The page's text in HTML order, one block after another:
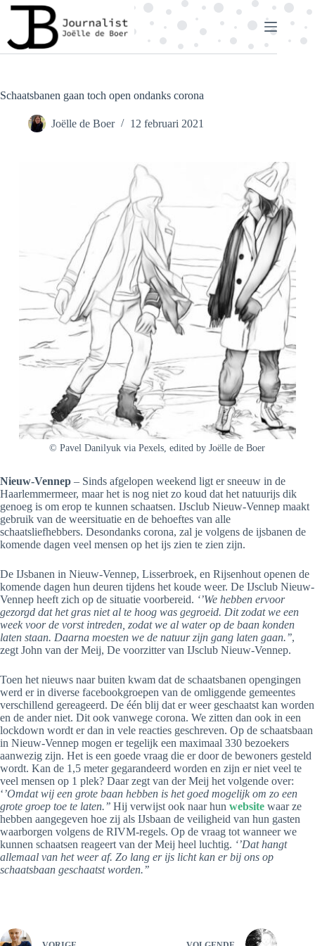
Ga
inhoud
Schaatsbanen gaan toch open ondanks corona
Joëlle de Boer 12 februari 2021
© Pavel Danilyuk via Pexels, edited by Joëlle de Boer
Nieuw-Vennep – Sinds afgelopen weekend ligt er sneeuw in de
Haarlemmermeer, maar het is nog niet zo koud dat het natuurijs dik
genoeg is om erop te kunnen schaatsen. IJsclub Nieuw-Vennep maakt
gebruik van de weersituatie en de behoeftes van alle
schaatsliefhebbers. Desondanks corona, zal je volgens de ijsbanen de
komende dagen veel mensen op het ijs zien te zien zijn.
De IJsbanen in Nieuw-Vennep, Lisserbroek, en Rijsenhout openen de
komende dagen hun deuren tijdens het koude weer. De IJsclub Nieuw-
Vennep heeft zich op de situatie voorbereid. ‘’We hebben ervoor
gezorgd dat het gras niet al te hoog was gegroeid. Dit zodat we een
week voor de vorst intreden, zodat we al water op de baan konden
laten staan. Daarna moesten we de natuur zijn gang laten gaan.’’,
zegt John van der Meij, De voorzitter van IJsclub Nieuw-Vennep.
Toen het nieuws naar buiten kwam dat de schaatsbanen opengingen
werd er in diverse facebookgroepen van de omliggende gemeentes
verschillend gereageerd. De één blij dat er weer geschaatst kan worden
en de ander niet. Dit ook vanwege corona. We zitten dan ook in een
lockdown wordt er dan in vele reacties geschreven. Op de schaatsbaan
in Nieuw-Vennep mogen er tegelijk een maximaal 330 bezoekers
aanwezig zijn. Het is een goede vraag die er door de bewoners gesteld
wordt. Kan de 1,5 meter gegarandeerd worden en zijn er niet veel te
veel mensen op 1 plek? Daar zegt van der Meij het volgende over:
‘’Omdat wij een grote baan hebben is het goed mogelijk om zo een
grote groep toe te laten.’’ Hij verwijst ook naar hun website waar ze
hebben aangegeven hoe zij als IJsbaan de veiligheid van hun gasten
waarborgen volgens de RIVM-regels. Op de vraag tot wanneer we
kunnen schaatsen reageert van der Meij heel luchtig. ‘’Dat hangt
allemaal van het weer af. Zo lang er ijs licht kan er bij ons op
schaatsbaan geschaatst worden.’’